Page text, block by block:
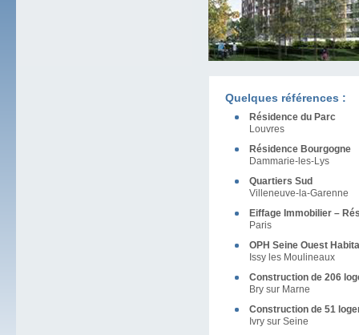
Quelques références :
Résidence du Parc
Louvres
Résidence Bourgogne
Dammarie-les-Lys
Quartiers Sud
Villeneuve-la-Garenne
Eiffage Immobilier –
Paris
OPH Seine Ouest
Issy les Moulineaux
Construction de 206
Bry sur Marne
Construction de 51
Ivry sur Seine